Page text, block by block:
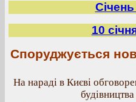
10
Споруджується
На нараді в Києві